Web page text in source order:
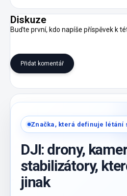
Diskuze
Buďte první, kdo napíše příspěvek k
Přidat komentář
Značka, která definuje létání
DJI: drony,
stabilizátory,
jinak